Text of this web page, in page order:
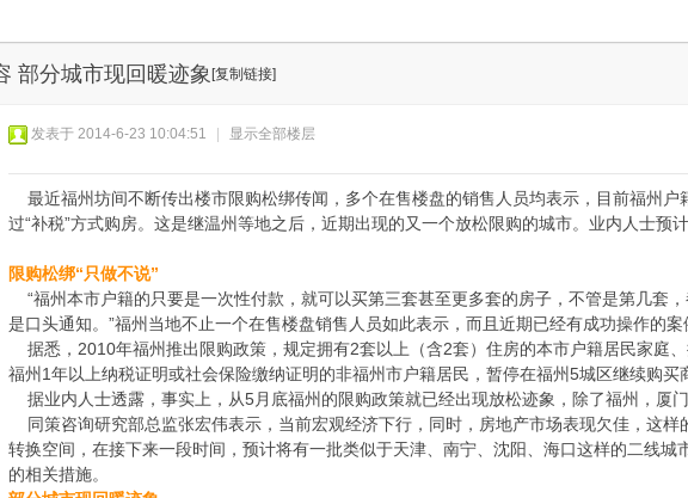
部分城市现回暖迹象 [复制链接]
发表于 2014-6-23 10:04:51 显示全部楼层
最近福州坊间不断传出楼市限购松绑传闻，多个在售楼盘的销售人员均表示，目前福州
过“补税”方式购房。这是继温州等地之后，近期出现的又一个放松限购的城市。业内人士预
限购松绑“只做不说”
“福州本市户籍的只要是一次性付款，就可以买第三套甚至更多套的房子，不管是第几套
是口头通知。”福州当地不止一个在售楼盘销售人员如此表示，而且近期已经有成功操作的案
据悉，2010年福州推出限购政策，规定拥有2套以上（含2套）住房的本市户籍居民家庭
福州1年以上纳税证明或社会保险缴纳证明的非福州市户籍居民，暂停在福州5城区继续购买
据业内人士透露，事实上，从5月底福州的限购政策就已经出现放松迹象，除了福州，厦
同策咨询研究部总监张宏伟表示，当前宏观经济下行，同时，房地产市场表现欠佳，这
转换空间，在接下来一段时间，预计将有一批类似于天津、南宁、沈阳、海口这样的二线
的相关措施。